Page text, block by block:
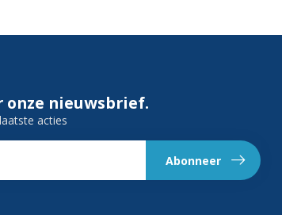
onze nieuwsbrief.
acties
Abonneer